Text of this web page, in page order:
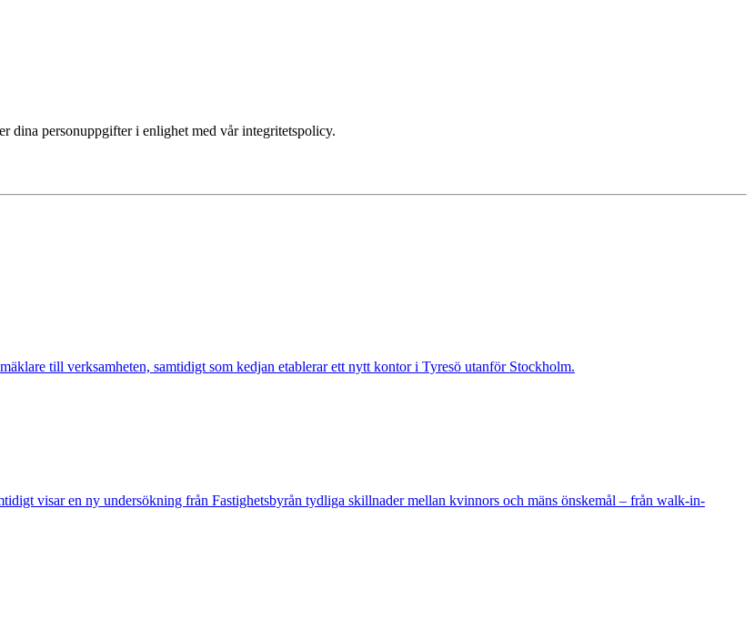
dina personuppgifter i enlighet med vår integritetspolicy.
till verksamheten, samtidigt som kedjan etablerar ett nytt kontor i Tyresö utanför Stockholm.
visar en ny undersökning från Fastighetsbyrån tydliga skillnader mellan kvinnors och mäns önskemål – från walk-in-